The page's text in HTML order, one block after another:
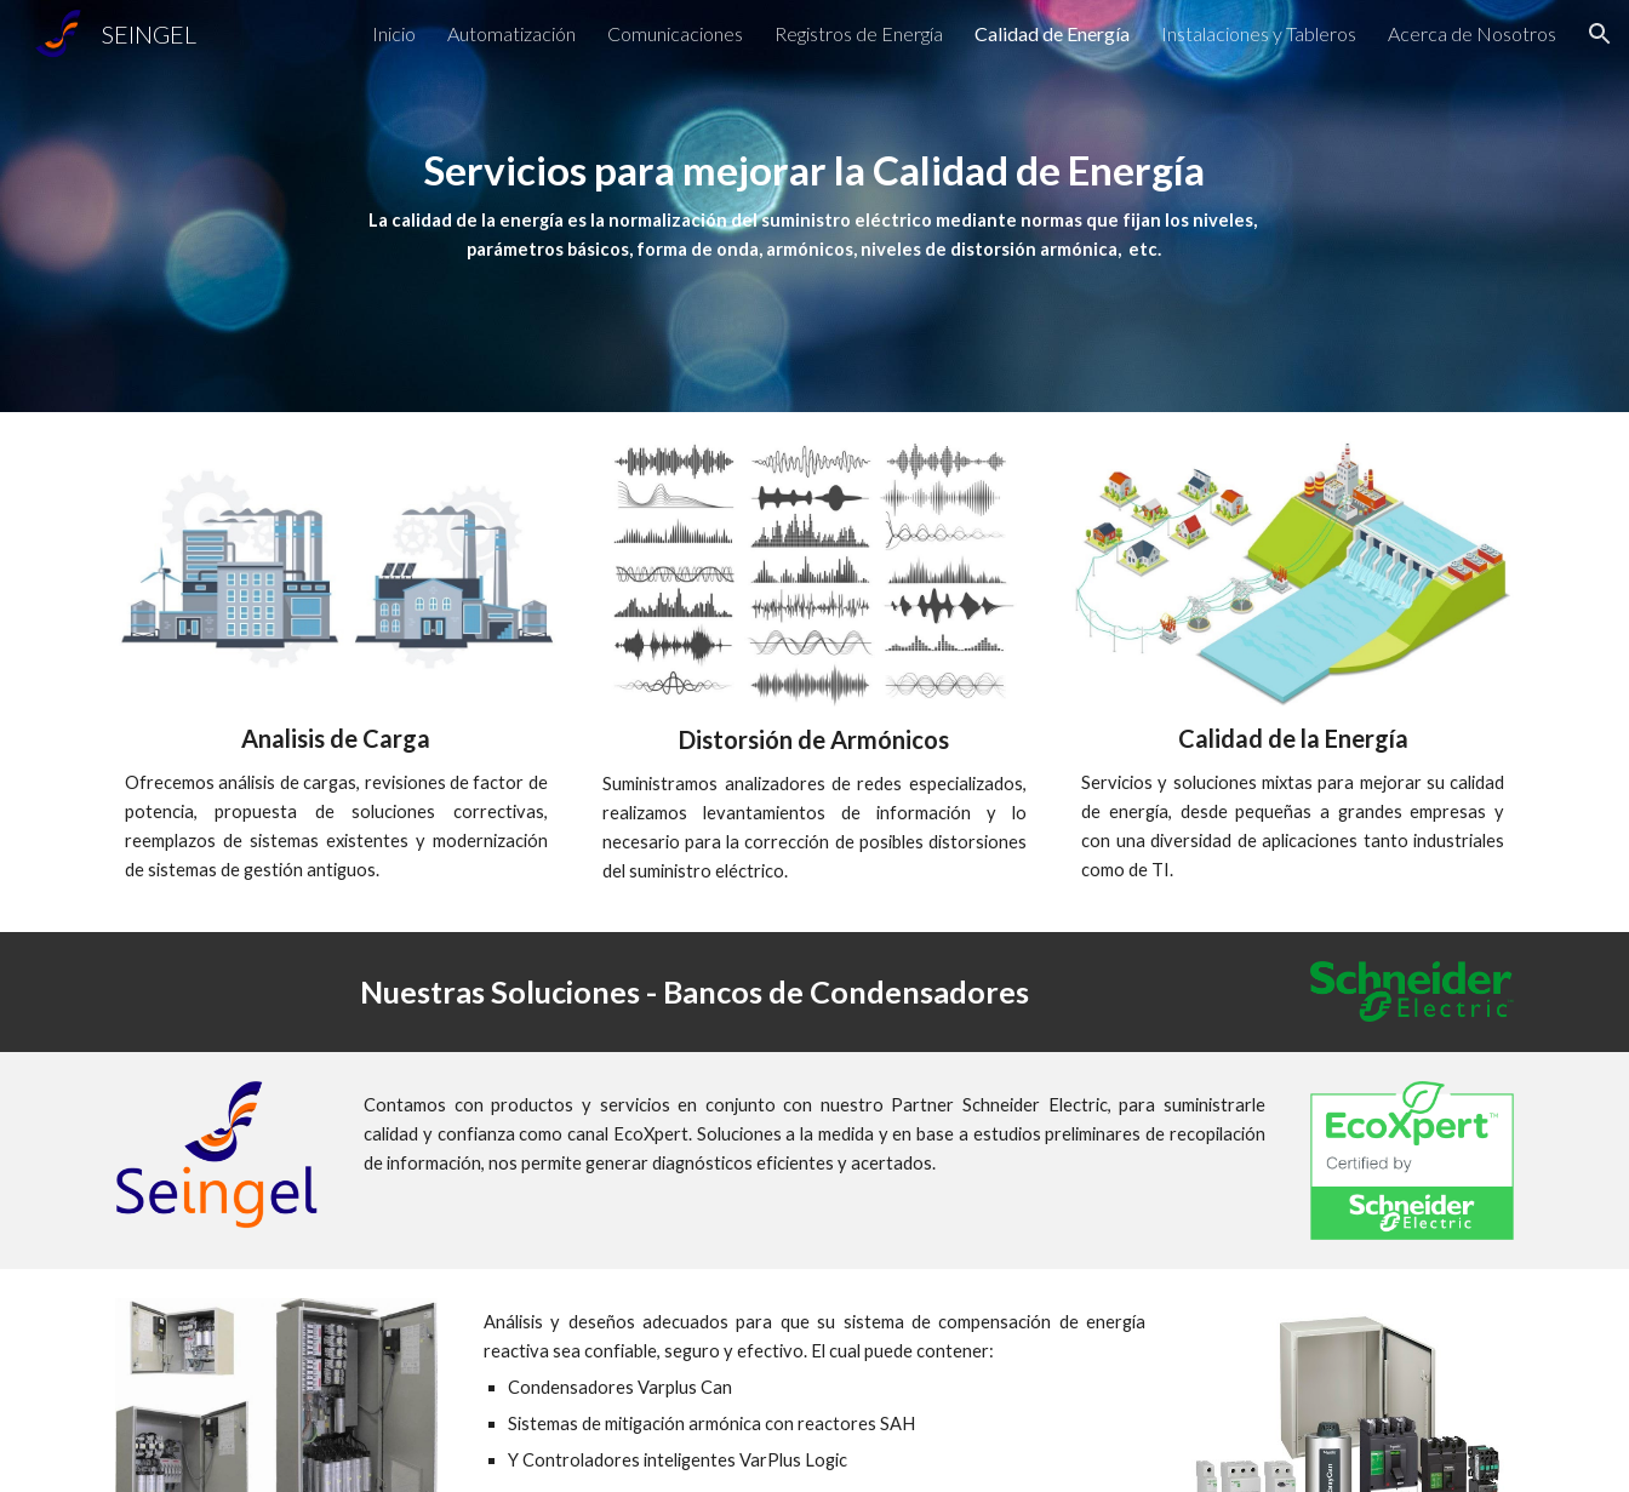
Skip to main content Skip to navigation
SEINGEL Inicio Automatización Comunicaciones Registros de Energía Calidad de Energía Instalaciones y Tableros Acerca de Nosotros
Servicios para mejorar la Calidad de Energía
La calidad de la energía es la normalización del suministro eléctrico mediante normas que fijan los niveles,
parámetros básicos, forma de onda, armónicos, niveles de distorsión armónica,  etc.
Analisis de Carga
Ofrecemos análisis de cargas, revisiones de factor de
potencia, propuesta de soluciones correctivas,
reemplazos de sistemas existentes y modernización
de sistemas de gestión antiguos.
Distorsión de Armónicos
Suministramos analizadores de redes especializados,
realizamos levantamientos de información y lo
necesario parala corrección de posibles distorsiones
del suministro eléctrico.
Calidad de la Energía
Servicios y soluciones mixtaspara mejorar su calidad
de energía, desde pequeñas a grandes empresas y
con una diversidad de aplicaciones tanto industriales
como de TI.
Nuestras Soluciones - Bancos de Condensadores
Contamos con productos y servicios en conjunto con nuestro Partner Schneider Electric, para suministrarle
calidad y confianza como canal EcoXpert. Soluciones a la medida y en base a estudios preliminares de recopilación
de información, nos permite generar diagnósticos eficientes y acertados.
Análisis y deseños adecuados para que su sistema de compensación de energía
reactiva sea confiable, seguro y efectivo. El cual puede contener:
Condensadores Varplus Can
Sistemas de mitigación armónica con reactores SAH
Y Controladores inteligentes VarPlus Logic